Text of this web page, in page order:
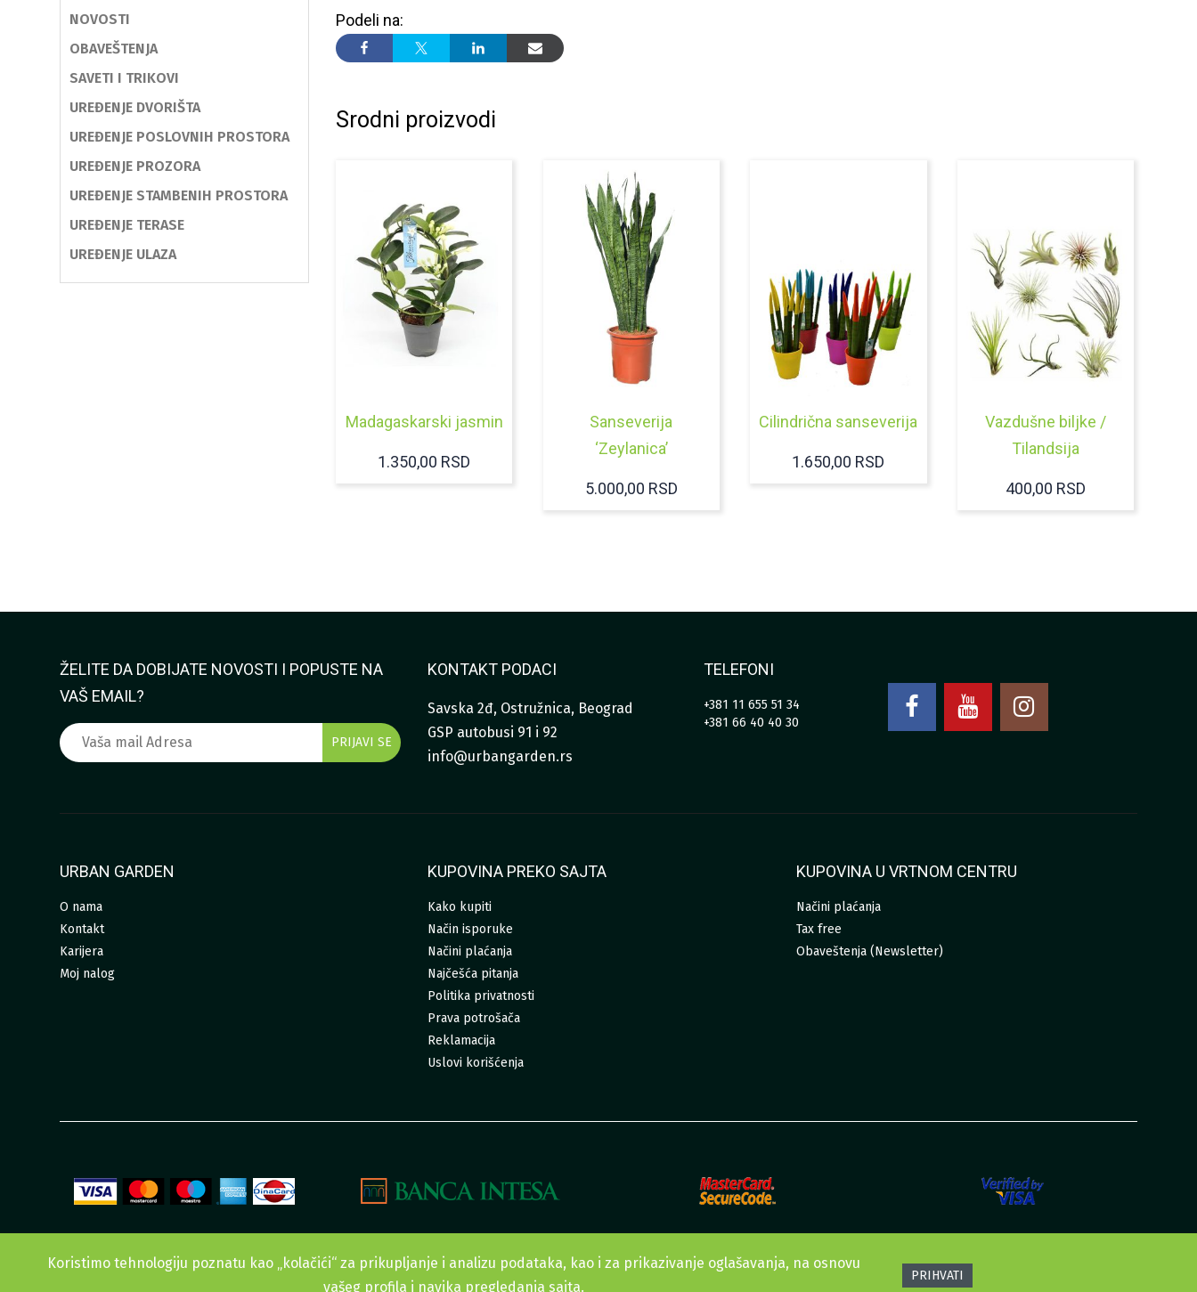
NOVOSTI
OBAVEŠTENJA
SAVETI I TRIKOVI
UREĐENJE DVORIŠTA
UREĐENJE POSLOVNIH PROSTORA
UREĐENJE PROZORA
UREĐENJE STAMBENIH PROSTORA
UREĐENJE TERASE
UREĐENJE ULAZA
Podeli na:
Srodni proizvodi
Madagaskarski jasmin
1.350,00 RSD
Sanseverija
‘Zeylanica’
5.000,00 RSD
Cilindrična sanseverija
1.650,00 RSD
Vazdušne biljke /
Tilandsija
400,00 RSD
ŽELITE DA DOBIJATE NOVOSTI I POPUSTE NA
VAŠ EMAIL?
KONTAKT PODACI
Savska 2đ, Ostružnica, Beograd
GSP autobusi 91 i 92
info@urbangarden.rs
TELEFONI
+381 11 655 51 34
+381 66 40 40 30
URBAN GARDEN
O nama
Kontakt
Karijera
Moj nalog
KUPOVINA PREKO SAJTA
Kako kupiti
Način isporuke
Načini plaćanja
Najčešća pitanja
Politika privatnosti
Prava potrošača
Reklamacija
Uslovi korišćenja
KUPOVINA U VRTNOM CENTRU
Načini plaćanja
Tax free
Obaveštenja (Newsletter)
Sva prava zadržana. © 2015-2022 Urban Garden doo
Koristimo tehnologiju poznatu kao „kolačići“ za prikupljanje i analizu podataka, kao i za prikazivanje oglašavanja, na osnovu
vašeg profila i navika pregledanja sajta.
PRIHVATI